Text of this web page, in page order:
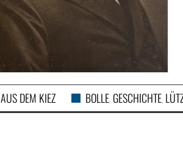
AUS DEM KIEZ BOLLE, GESCHICHTE,